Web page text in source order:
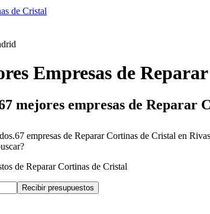
de Cristal
Empresas de
mejores empresas de
67 empresas de Reparar Cortinas de Cristal en
de Reparar Cortinas de Cristal
Recibir presupuestos